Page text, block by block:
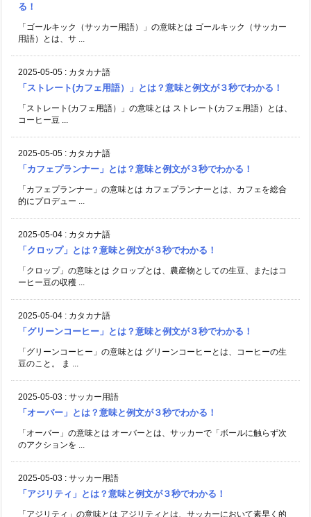
る！
「ゴールキック（サッカー用語）」の意味とは ゴールキック（サッカー
用語）とは、サ ...
2025-05-05 : カタカナ語
「ストレート(カフェ用語）」とは？意味と例文が３秒でわかる！
「ストレート(カフェ用語）」の意味とは ストレート(カフェ用語）とは、
コーヒー豆 ...
2025-05-05 : カタカナ語
「カフェプランナー」とは？意味と例文が３秒でわかる！
「カフェプランナー」の意味とは カフェプランナーとは、カフェを総合
的にプロデュー ...
2025-05-04 : カタカナ語
「クロップ」とは？意味と例文が３秒でわかる！
「クロップ」の意味とは クロップとは、農産物としての生豆、またはコ
ーヒー豆の収穫 ...
2025-05-04 : カタカナ語
「グリーンコーヒー」とは？意味と例文が３秒でわかる！
「グリーンコーヒー」の意味とは グリーンコーヒーとは、コーヒーの生
豆のこと。 ま ...
2025-05-03 : サッカー用語
「オーバー」とは？意味と例文が３秒でわかる！
「オーバー」の意味とは オーバーとは、サッカーで「ボールに触らず次
のアクションを ...
2025-05-03 : サッカー用語
「アジリティ」とは？意味と例文が３秒でわかる！
「アジリティ」の意味とは アジリティとは、サッカーにおいて素早く的